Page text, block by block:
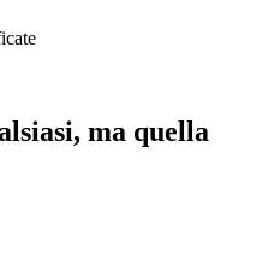
ma quella